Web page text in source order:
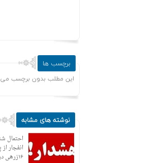
برچسب ها
این مطلب بدون برچسب می
نوشته های مشابه
احتمال
انفجار
۱۶زرهی در قزوین